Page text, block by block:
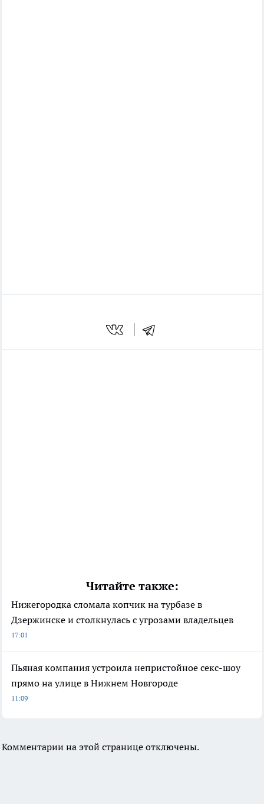
Читайте также:
Нижегородка сломала копчик на турбазе в
Дзержинске и столкнулась с угрозами владельцев
17:01
Пьяная компания устроила непристойное секс-шоу
прямо на улице в Нижнем Новгороде
11:09
Комментарии на этой странице отключены.